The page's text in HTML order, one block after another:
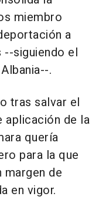
miembro
a
siguiendo el
.
tras salvar el
de la
quería
para la que
margen de
en vigor.